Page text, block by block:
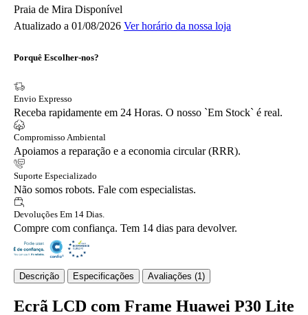
Praia de Mira Disponível
Atualizado a 01/08/2026 Ver horário da nossa loja
Porquê Escolher-nos?
Envio Expresso
Receba rapidamente em 24 Horas. O nosso `Em Stock` é real.
Compromisso Ambiental
Apoiamos a reparação e a economia circular (RRR).
Suporte Especializado
Não somos robots. Fale com especialistas.
Devoluções Em 14 Dias.
Compre com confiança. Tem 14 dias para devolver.
Descrição Especificações Avaliações (1)
Ecrã LCD com Frame Huawei P30 Lite